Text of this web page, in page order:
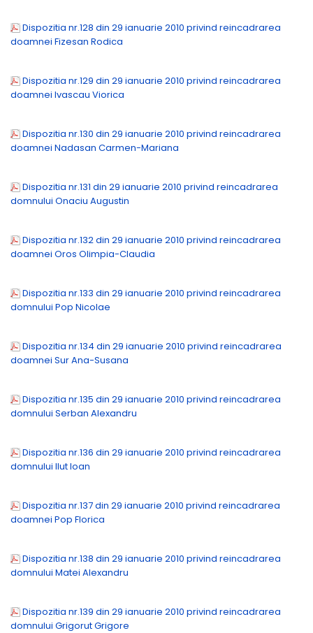
Dispozitia nr.128 din 29 ianuarie 2010 privind reincadrarea
doamnei Fizesan Rodica
Dispozitia nr.129 din 29 ianuarie 2010 privind reincadrarea
doamnei Ivascau Viorica
Dispozitia nr.130 din 29 ianuarie 2010 privind reincadrarea
doamnei Nadasan Carmen-Mariana
Dispozitia nr.131 din 29 ianuarie 2010 privind reincadrarea
domnului Onaciu Augustin
Dispozitia nr.132 din 29 ianuarie 2010 privind reincadrarea
doamnei Oros Olimpia-Claudia
Dispozitia nr.133 din 29 ianuarie 2010 privind reincadrarea
domnului Pop Nicolae
Dispozitia nr.134 din 29 ianuarie 2010 privind reincadrarea
doamnei Sur Ana-Susana
Dispozitia nr.135 din 29 ianuarie 2010 privind reincadrarea
domnului Serban Alexandru
Dispozitia nr.136 din 29 ianuarie 2010 privind reincadrarea
domnului Ilut Ioan
Dispozitia nr.137 din 29 ianuarie 2010 privind reincadrarea
doamnei Pop Florica
Dispozitia nr.138 din 29 ianuarie 2010 privind reincadrarea
domnului Matei Alexandru
Dispozitia nr.139 din 29 ianuarie 2010 privind reincadrarea
domnului Grigorut Grigore